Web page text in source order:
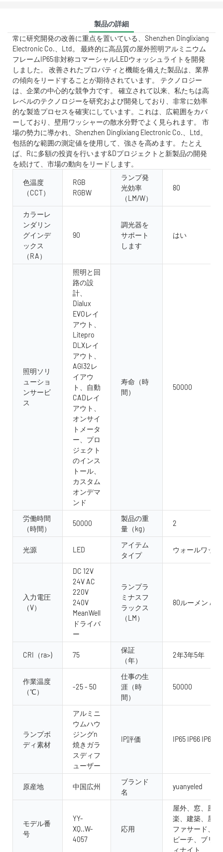
製品の詳細
常に研究開発の改善に重点を置いている、Shenzhen Dinglixiang
Electronic Co.、Ltd。 最終的に高品質の屋外照明アルミニウム
フレームIP65非対称コマーシャルLEDウォッシュライトを開発
しました。 改善されたプロパティと機能を備えた製品は、業界
の傾向をリードすることが期待されています。 テクノロジー
は、企業の中心的な競争力です。 確立されて以来、私たちは高
レベルのテクノロジーを研究および開発しており、非常に効率
的な製造プロセスを確実にしています。これは、広範囲をカバ
ーしており、壁用ワッシャーの散水分野でよく見られます。 市
場の勢力に導かれ、Shenzhen Dinglixiang Electronic Co.、Ltd。
包括的な範囲の測定値を使用して、強さを高めます。 たとえ
ば、Rに多額の投資を行います&Dプロジェクトと新製品の開発
を続けて、市場の動向をリードします。
色温度
（CCT）
RGB
RGBW
ランプ発
光効率
（LM/W）
80
カラーレ
ンダリン
グインデ
ックス
（RA）
90
調光器を
サポート
します
はい
照明ソリ
ューショ
ンサービ
ス
照明と回
路の設
計、
Dialux
EVOレイ
アウト、
Litepro
DLXレイ
アウト、
AGI32レ
イアウ
ト、自動
CADレイ
アウト、
オンサイ
トメータ
ー、プロ
ジェクト
のインス
トール、
カスタム
オンデマ
ンド
寿命（時
間）
50000
労働時間
（時間）
50000
製品の重
量（kg）
2
光源 LED
アイテム
タイプ
ウォールワッ
入力電圧
（V）
DC 12V
24V AC
220V
240V
MeanWell
ドライバ
ー
ランプラ
ミナスフ
ラックス
（LM）
80ルーメン /w
CRI（ra>) 75
保証
（年）
2年3年5年
作業温度
（℃）
-25 - 50
仕事の生
涯（時
間）
50000
ランプボ
ディ素材
アルミニ
ウムハウ
ジングn
焼きガラ
スディフ
ューザー
IP評価 IP65 IP66 IP67
原産地 中国広州
ブランド
名
yuanyeled
モデル番
号
YY-
XQ..W-
4057
応用
屋外、窓、風
楽、建築、屋
ファサード、
ビーチ、ブリ
ィナイト